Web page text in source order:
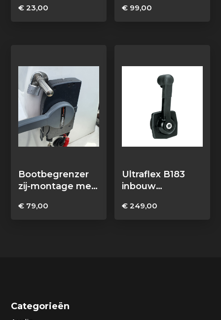
€ 23,00 € 99,00
Bootbegrenzer
zij-montage met
€ 79,00
Ultraflex B183
inbouw
€ 249,00
Categorieën